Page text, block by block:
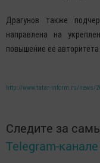
Драгунов также
направлена на
повышение ее
http://www.tatar-inform.ru/news/
Следите за
Telegram-канале